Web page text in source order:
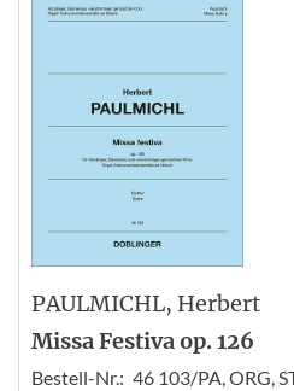
PAULMICHL, Herbert
Missa Festiva op. 126
Bestell-Nr.: 46 103/PA, ORG,